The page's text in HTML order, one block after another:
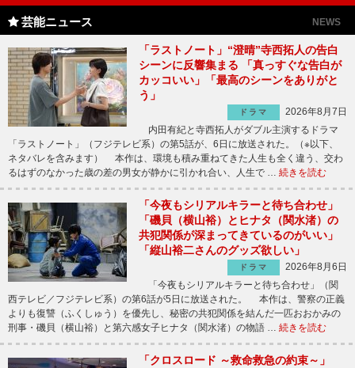
芸能ニュース NEWS
「ラストノート」“澄晴”寺西拓人の告白
シーンに反響集まる 「真っすぐな告白が
カッコいい」「最高のシーンをありがと
う」
ドラマ
2026年8月7日
内田有紀と寺西拓人がダブル主演するドラマ
「ラストノート」（フジテレビ系）の第5話が、6日に放送された。（※以下、
ネタバレを含みます） 本作は、環境も積み重ねてきた人生も全く違う、交わ
るはずのなかった歳の差の男女が静かに引かれ合い、人生で … 続きを読む
「今夜もシリアルキラーと待ち合わせ」
「磯貝（横山裕）とヒナタ（関水渚）の
共犯関係が深まってきているのがいい」
「縦山裕二さんのグッズ欲しい」
ドラマ
2026年8月6日
「今夜もシリアルキラーと待ち合わせ」（関
西テレビ／フジテレビ系）の第6話が5日に放送された。 本作は、警察の正義
よりも復讐（ふくしゅう）を優先し、秘密の共犯関係を結んだ一匹おおかみの
刑事・磯貝（横山裕）と第六感女子ヒナタ（関水渚）の物語 … 続きを読む
「クロスロード ～救命救急の約束～」